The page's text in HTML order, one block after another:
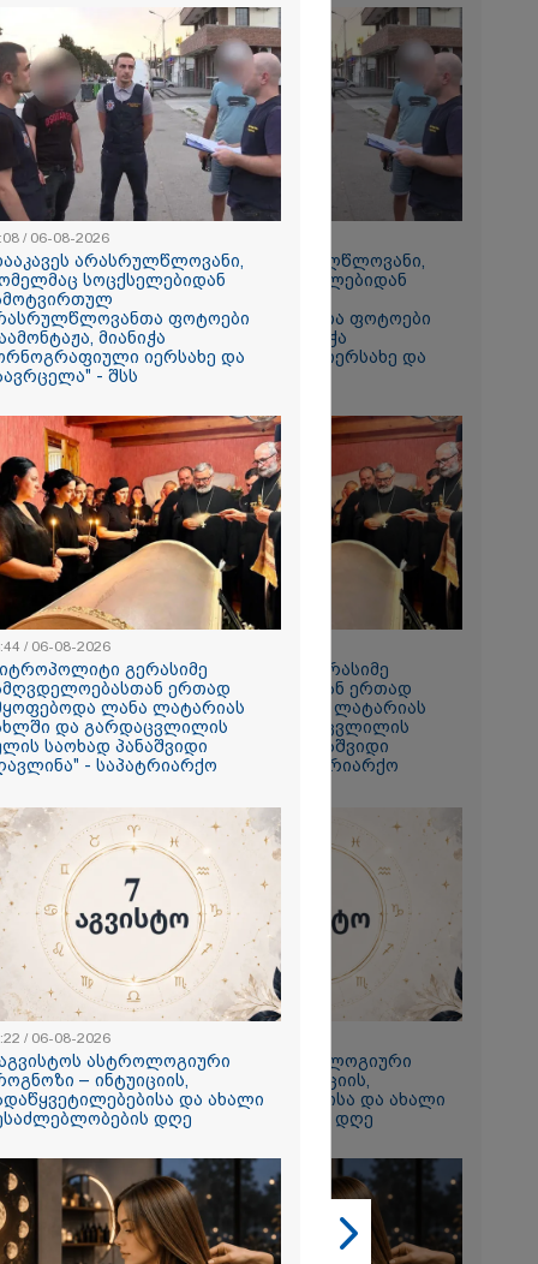
25%-ით
- რას
1364.80
ფაქტზე
ნია
მას
აბურდული
რომ
ანასტასია
ადვოკატი
"დააკავეს არასრულწლოვანი,
რომელმაც სოცქსელებიდან
არასრულწლოვანთა ფოტოები
დაამონტაჟა, მიანიჭა
პორნოგრაფიული იერსახე და
"მიტროპოლიტი გერასიმე
სამღვდელოებასთან ერთად
იმყოფებოდა ლანა ლატარიას
სახლში და გარდაცვლილის
სულის საოხად პანაშვიდი
აღავლინა" - საპატრიარქო
7 აგვისტოს ასტროლოგიური
პროგნოზი – ინტუიციის,
გადაწყვეტილებებისა და ახალი
შესაძლებლობების დღე
/ 06-08-2026
არასრულწლოვანი,
სოცქსელებიდან
ფოტოები
მიანიჭა
იერსახე და
- შსს
/ 06-08-2026
გერასიმე
ერთად
ლანა ლატარიას
და გარდაცვლილის
საოხად პანაშვიდი
- საპატრიარქო
/ 06-08-2026
ასტროლოგიური
– ინტუიციის,
და ახალი
დღე